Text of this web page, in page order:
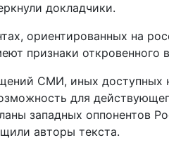
докладчики.
ориентированных на
признаки
СМИ, иных
для
западных оппонентов
авторы текста.